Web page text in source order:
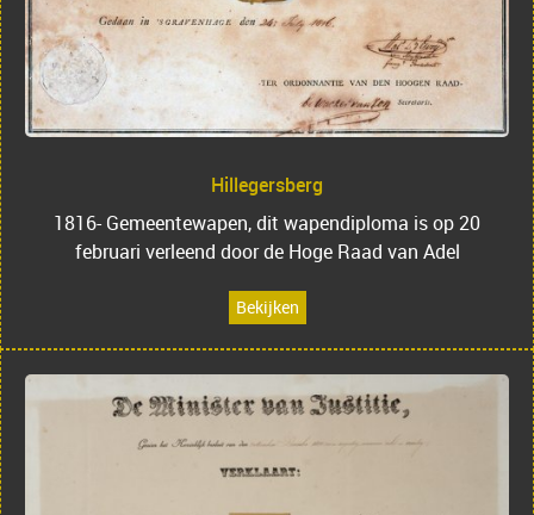
Hillegersberg
1816- Gemeentewapen, dit wapendiploma is op 20
februari verleend door de Hoge Raad van Adel
Bekijken